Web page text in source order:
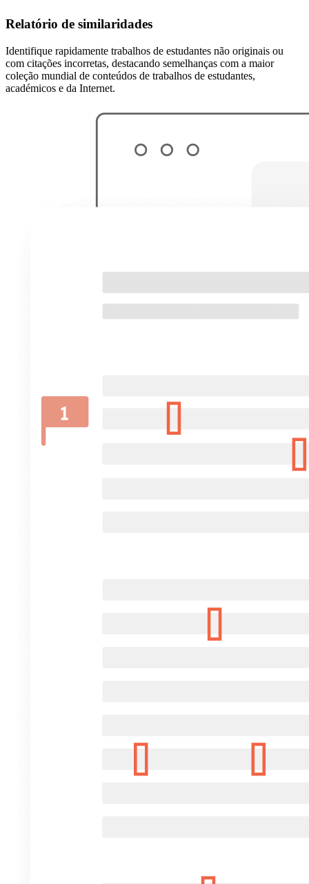
Relatório de similaridades
Identifique rapidamente trabalhos de estudantes não originais ou
com citações incorretas, destacando semelhanças com a maior
coleção mundial de conteúdos de trabalhos de estudantes,
académicos e da Internet.